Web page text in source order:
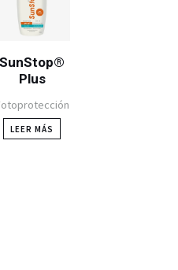
SunStop®
Plus
LEER MÁS